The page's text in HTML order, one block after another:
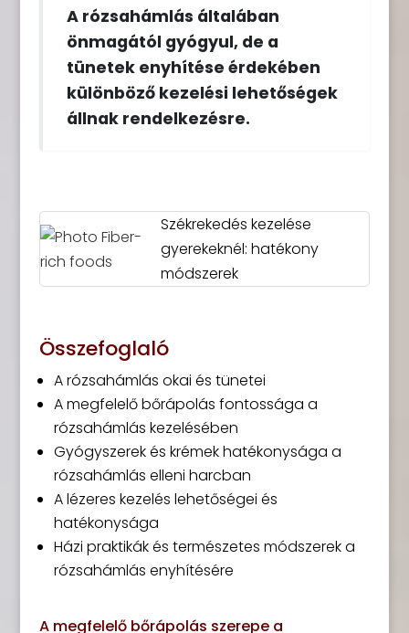
A rózsahámlás általában
önmagától gyógyul, de a
tünetek enyhítése érdekében
különböző kezelési lehetőségek
állnak rendelkezésre.
Székrekedés kezelése
gyerekeknél: hatékony
módszerek
Összefoglaló
A rózsahámlás okai és tünetei
A megfelelő bőrápolás fontossága a
rózsahámlás kezelésében
Gyógyszerek és krémek hatékonysága a
rózsahámlás elleni harcban
A lézeres kezelés lehetőségei és
hatékonysága
Házi praktikák és természetes módszerek a
rózsahámlás enyhítésére
A megfelelő bőrápolás szerepe a